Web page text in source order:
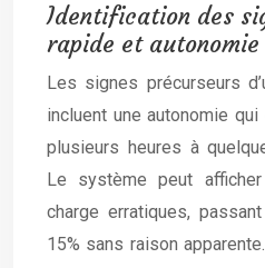
Identification des
rapide et
Les signes précurseurs
incluent une autonomie
plusieurs heures à
Le système peut
charge erratiques,
15% sans raison